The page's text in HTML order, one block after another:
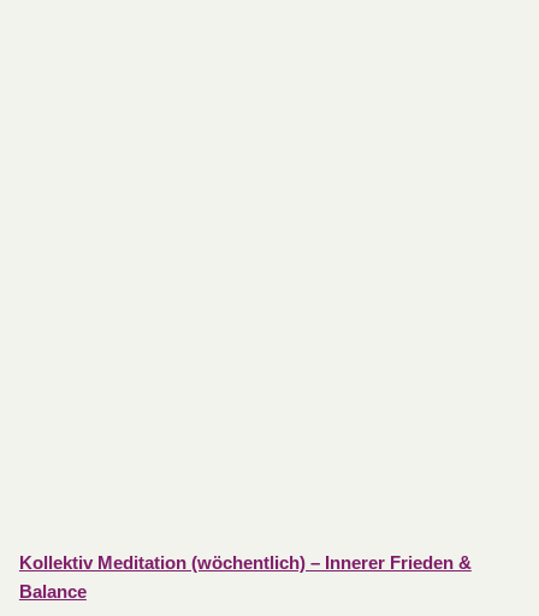
Kollektiv Meditation (wöchentlich) – Innerer Frieden &
Balance